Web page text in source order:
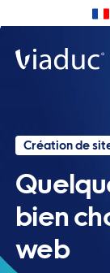
Création de
bien
web